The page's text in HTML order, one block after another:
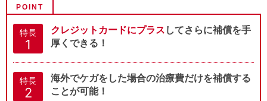
POINT
特長
1
クレジットカードにプラス してさらに補償を手
厚くできる！
特長
2
海外でケガをした場合の治療費だけを補償する
ことが可能！